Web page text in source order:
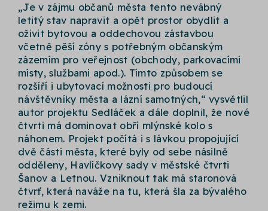
„Je v zájmu občanů města tento nevábný
letitý stav napravit a opět prostor obydlit a
oživit bytovou a oddechovou zástavbou
včetně pěší zóny s potřebným občanským
zázemím pro veřejnost (obchody, parkovacími
místy, službami apod.). Tímto způsobem se
rozšíří i ubytovací možnosti pro budoucí
návštěvníky města a lázní samotných,“ vysvětlil
autor projektu Sedláček a dále doplnil, že nové
čtvrti má dominovat obří mlýnské kolo s
náhonem. Projekt počítá i s lávkou propojující
dvě části města, které byly od sebe násilně
odděleny, Havlíčkovy sady v městské čtvrti
Šanov a Letnou. Vzniknout tak má staronová
čtvrť, která naváže na tu, která šla za bývalého
režimu k zemi.